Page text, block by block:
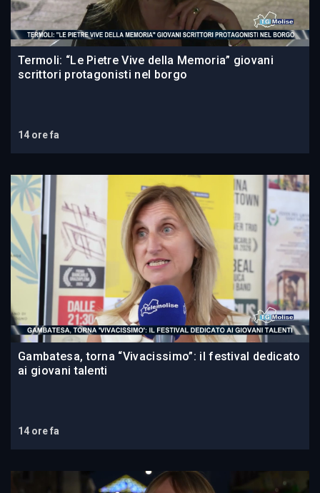
Termoli: “Le Pietre Vive della Memoria” giovani
scrittori protagonisti nel borgo
14 ore fa
Gambatesa, torna “Vivacissimo”: il festival dedicato
ai giovani talenti
14 ore fa